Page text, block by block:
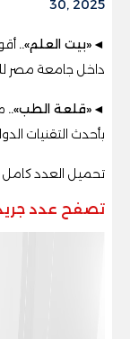
30, 2025
◄«بيت العلم»..
داخل جامعة مصر
◄«قلعة الطب»..
بأحدث التقنيات
تحميل العدد كامل
تصفح عدد